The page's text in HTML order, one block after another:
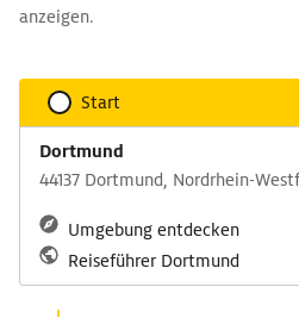
anzeigen.
Start
Dortmund
44137 Dortmund, Nordrhein-
Umgebung entdecken
Reiseführer Dortmund